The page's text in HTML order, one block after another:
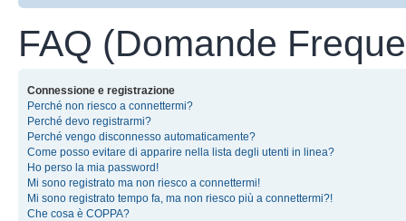
FAQ (Domande
Connessione e registrazione
Perché non riesco a connettermi?
Perché devo registrarmi?
Perché vengo disconnesso automaticamente?
Come posso evitare di apparire nella lista degli utenti in linea?
Ho perso la mia password!
Mi sono registrato ma non riesco a connettermi!
Mi sono registrato tempo fa, ma non riesco più a connettermi?!
Che cosa è COPPA?